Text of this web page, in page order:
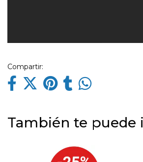
Compartir:
También te puede